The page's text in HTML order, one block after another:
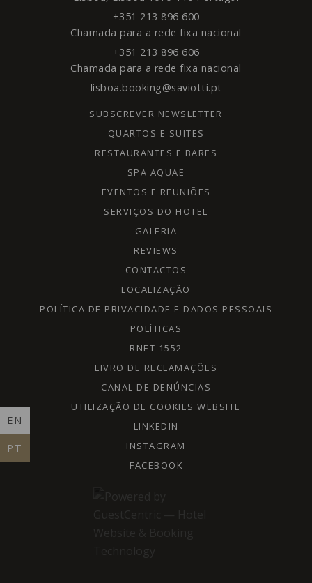
EN
PT
+351 213 896 600
Chamada para a rede fixa nacional
+351 213 896 606
Chamada para a rede fixa nacional
lisboa.booking@saviotti.pt
SUBSCREVER NEWSLETTER
QUARTOS E SUITES
RESTAURANTES E BARES
SPA AQUAE
EVENTOS E REUNIÕES
SERVIÇOS DO HOTEL
GALERIA
REVIEWS
CONTACTOS
LOCALIZAÇÃO
POLÍTICA DE PRIVACIDADE E DADOS PESSOAIS
POLÍTICAS
RNET 1552
LIVRO DE RECLAMAÇÕES
CANAL DE DENÚNCIAS
UTILIZAÇÃO DE COOKIES WEBSITE
LINKEDIN
INSTAGRAM
FACEBOOK